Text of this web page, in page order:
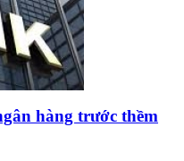
hàng trước thềm